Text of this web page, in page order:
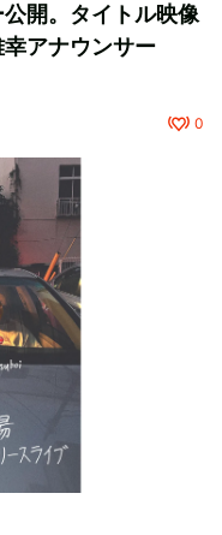
開。タイトル映像
アナウンサー
0